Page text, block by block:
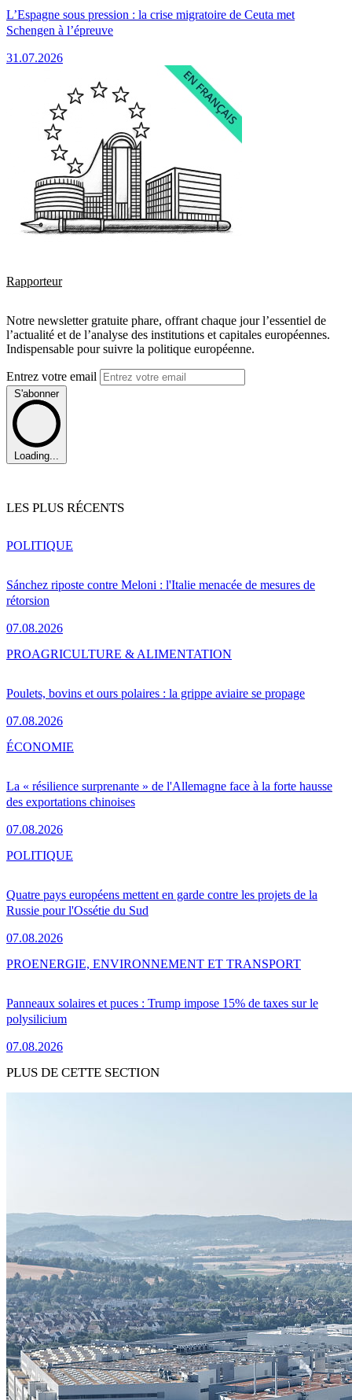
L’Espagne sous pression : la crise migratoire de Ceuta met
Schengen à l’épreuve
31.07.2026
Rapporteur
Notre newsletter gratuite phare, offrant chaque jour l’essentiel de
l’actualité et de l’analyse des institutions et capitales européennes.
Indispensable pour suivre la politique européenne.
Entrez votre email
S'abonner
Loading...
LES PLUS RÉCENTS
Sánchez riposte contre Meloni : l'Italie menacée de mesures de
rétorsion
07.08.2026
POLITIQUE
Poulets, bovins et ours polaires : la grippe aviaire se propage
07.08.2026
PROAGRICULTURE & ALIMENTATION
La « résilience surprenante » de l'Allemagne face à la forte hausse
des exportations chinoises
07.08.2026
ÉCONOMIE
Quatre pays européens mettent en garde contre les projets de la
Russie pour l'Ossétie du Sud
07.08.2026
POLITIQUE
Panneaux solaires et puces : Trump impose 15% de taxes sur le
polysilicium
07.08.2026
PROENERGIE, ENVIRONNEMENT ET TRANSPORT
PLUS DE CETTE SECTION